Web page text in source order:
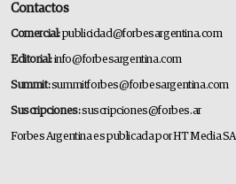
Contactos
Comercial:publicidad@forbesargentina.com
Editorial:info@forbesargentina.com
Summit:summitforbes@forbesargentina.com
Suscripciones:suscripciones@forbes.ar
Forbes Argentina es publicada por HT Media